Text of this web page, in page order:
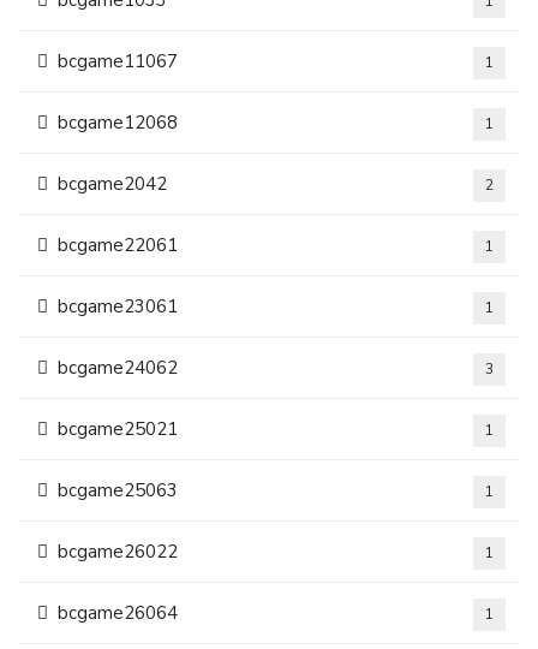
bcgame11067 1
bcgame12068 1
bcgame2042 2
bcgame22061 1
bcgame23061 1
bcgame24062 3
bcgame25021 1
bcgame25063 1
bcgame26022 1
bcgame26064 1